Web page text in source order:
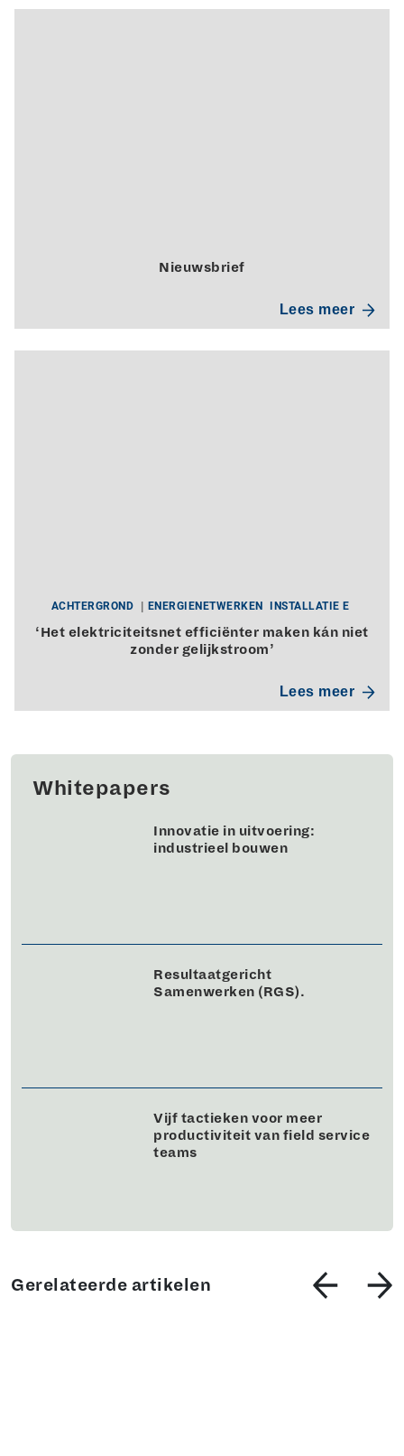
Nieuwsbrief
Lees meer
ACHTERGROND ENERGIENETWERKEN INSTALLATIE E
‘Het elektriciteitsnet efficiënter maken kán niet
zonder gelijkstroom’
Lees meer
Whitepapers
Innovatie in uitvoering:
industrieel bouwen
Resultaatgericht
Samenwerken (RGS).
Vijf tactieken voor meer
productiviteit van field service
teams
Gerelateerde artikelen